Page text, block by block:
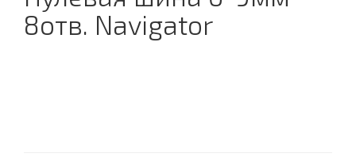
8отв. Navigator